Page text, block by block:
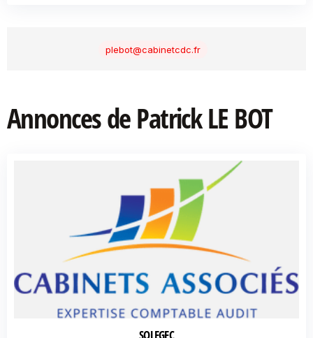
plebot@cabinetcdc.fr
Annonces de Patrick LE BOT
SOLEGEC